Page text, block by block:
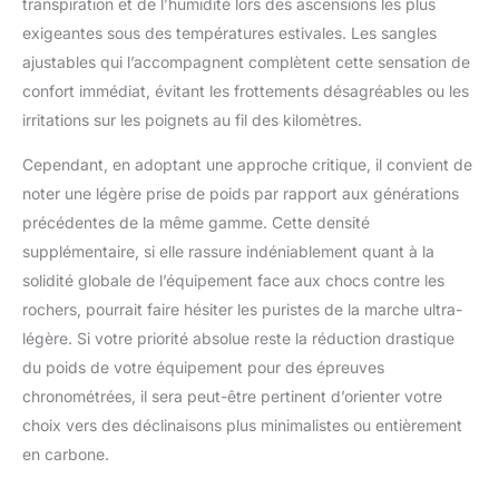
transpiration et de l’humidité lors des ascensions les plus
exigeantes sous des températures estivales. Les sangles
ajustables qui l’accompagnent complètent cette sensation de
confort immédiat, évitant les frottements désagréables ou les
irritations sur les poignets au fil des kilomètres.
Cependant, en adoptant une approche critique, il convient de
noter une légère prise de poids par rapport aux générations
précédentes de la même gamme. Cette densité
supplémentaire, si elle rassure indéniablement quant à la
solidité globale de l’équipement face aux chocs contre les
rochers, pourrait faire hésiter les puristes de la marche ultra-
légère. Si votre priorité absolue reste la réduction drastique
du poids de votre équipement pour des épreuves
chronométrées, il sera peut-être pertinent d’orienter votre
choix vers des déclinaisons plus minimalistes ou entièrement
en carbone.